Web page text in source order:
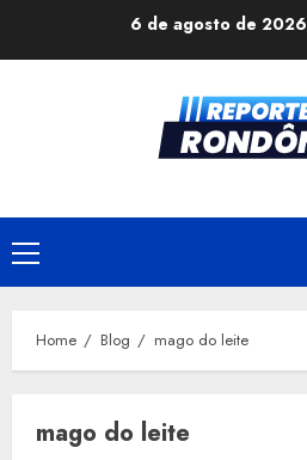
6 de agosto de 2026
Primary
Menu
Home Blog mago do leite
mago do leite